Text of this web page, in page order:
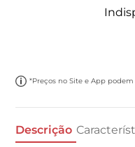
*Preços no Site e App
Descrição